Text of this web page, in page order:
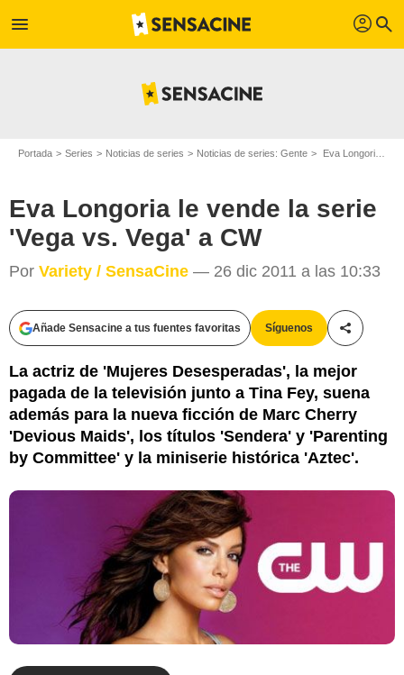
menu profil search
Portada Series Noticias de series Noticias de series: Gente Eva Longoria le vende la serie 'Vega vs. Vega' a CW
Eva Longoria le vende la serie
'Vega vs. Vega' a CW
Por Variety / SensaCine — 26 dic 2011 a las 10:33
Añade Sensacine a tus fuentes favoritas Síguenos
La actriz de 'Mujeres Desesperadas', la mejor
pagada de la televisión junto a Tina Fey, suena
además para la nueva ficción de Marc Cherry
'Devious Maids', los títulos 'Sendera' y 'Parenting
by Committee' y la miniserie histórica 'Aztec'.